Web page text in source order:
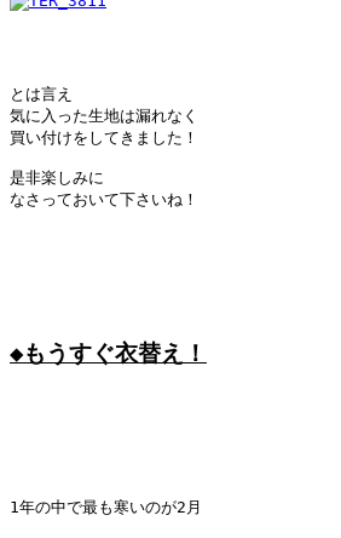
とは言え
気に入った生地は漏れなく
買い付けをしてきました！
是非楽しみに
なさっておいて下さいね！
◆もうすぐ衣替え！
1年の中で最も寒いのが2月